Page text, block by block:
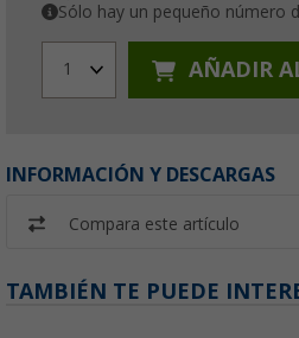
Sólo hay un pequeño número
1 AÑADIR
INFORMACIÓN Y DESCARGAS
Compara este artículo
TAMBIÉN TE PUEDE